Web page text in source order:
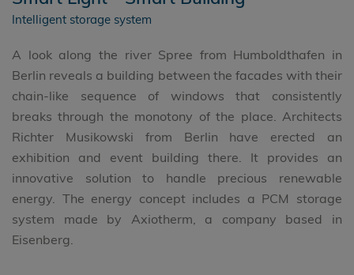
Intelligent storage system
A look along the river Spree from Humboldthafen in
Berlin reveals a building between the facades with their
chain-like sequence of windows that consistently
breaks through the monotony of the place. Architects
Richter Musikowski from Berlin have erected an
exhibition and event building there. It provides an
innovative solution to handle precious renewable
energy. The energy concept includes a PCM storage
system made by Axiotherm, a company based in
Eisenberg.